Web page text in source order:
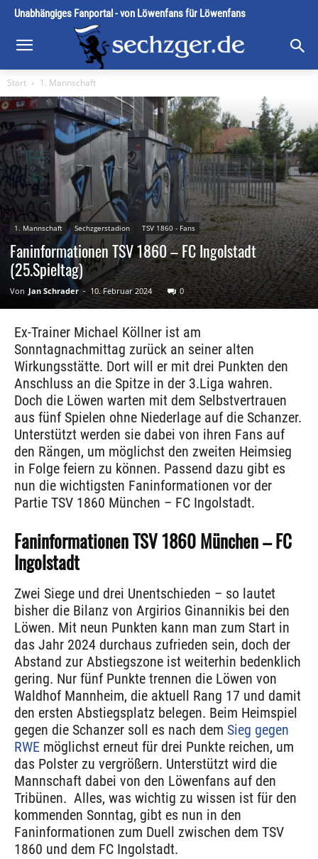
Unabhängiges Fanportal - von Löwenfans für Löwenfans
Start 1. Mannschaft
1. Mannschaft Sechzgerstadion TSV 1860 - Fans
Faninformationen TSV 1860 – FC Ingolstadt
(25.Spieltag)
Von Jan Schrader - 10. Februar 2024 0
Ex-Trainer Michael Köllner ist am
Sonntagnachmittag zurück an seiner alten
Wirkungsstätte. Dort will er mit drei Punkten den
Anschluss an die Spitze in der 3.Liga wahren.
Doch die Löwen warten mit dem Selbstvertrauen
aus fünf Spielen ohne Niederlage auf die Schanzer.
Unterstützt werden sie dabei von ihren Fans auf
den Rängen, um möglichst den zweiten Heimsieg
in Folge feiern zu können. Passend dazu gibt es
nun die wichtigsten Faninformationen vor der
Partie TSV 1860 München – FC Ingolstadt.
Faninformationen TSV 1860 München – FC
Ingolstadt
Zwei Siege und drei Unentschieden – so lautet
bisher die Bilanz von Argirios Ginannikis bei den
Löwen. Mit neun Punkten kann man zum Start in
das Jahr 2024 durchaus zufrieden sein, doch der
Abstand zur Abstiegszone ist weiterhin bedenklich
gering. Nur fünf Punkte trennen die Löwen von
Waldhof Mannheim, die aktuell Rang 17 und damit
den ersten Abstiegsplatz belegen. Beim Heimspiel
gegen die Schanzer soll es nach dem Sieg gegen
RWE möglichst erneut für drei Punkte reichen, um
das Polster zu vergrößern. Unterstützt wird die
Mannschaft dabei von den Löwenfans auf den
Tribünen. Alles, was wichtig zu wissen ist für den
kommenden Sonntag, gibt es nun in den
Faninformationen zum Duell zwischen dem TSV
1860 und dem FC Ingolstadt.